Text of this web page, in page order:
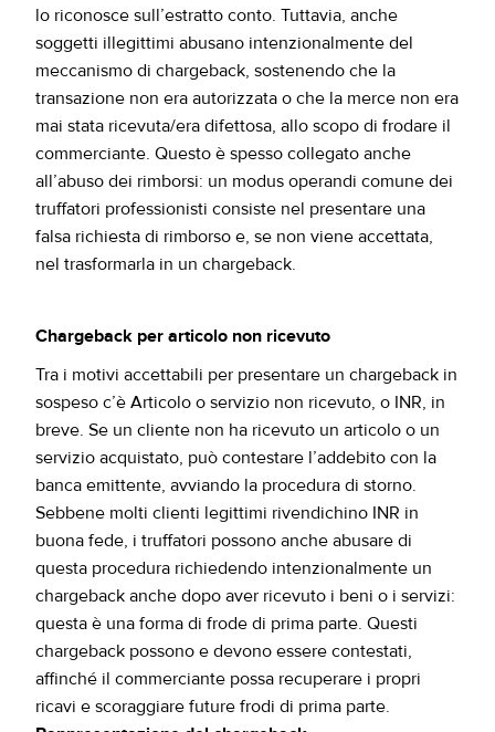
lo riconosce sull’estratto conto. Tuttavia, anche
soggetti illegittimi abusano intenzionalmente del
meccanismo di chargeback, sostenendo che la
transazione non era autorizzata o che la merce non era
mai stata ricevuta/era difettosa, allo scopo di frodare il
commerciante. Questo è spesso collegato anche
all’abuso dei rimborsi: un modus operandi comune dei
truffatori professionisti consiste nel presentare una
falsa richiesta di rimborso e, se non viene accettata,
nel trasformarla in un chargeback.
Chargeback per articolo non ricevuto
Tra i motivi accettabili per presentare un chargeback in
sospeso c’è Articolo o servizio non ricevuto, o INR, in
breve. Se un cliente non ha ricevuto un articolo o un
servizio acquistato, può contestare l’addebito con la
banca emittente, avviando la procedura di storno.
Sebbene molti clienti legittimi rivendichino INR in
buona fede, i truffatori possono anche abusare di
questa procedura richiedendo intenzionalmente un
chargeback anche dopo aver ricevuto i beni o i servizi:
questa è una forma di frode di prima parte. Questi
chargeback possono e devono essere contestati,
affinché il commerciante possa recuperare i propri
ricavi e scoraggiare future frodi di prima parte.